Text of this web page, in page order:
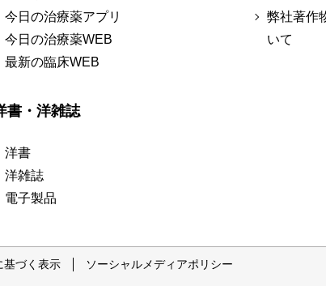
今日の治療薬アプリ
今日の治療薬WEB
最新の臨床WEB
書・洋雑誌
洋書
洋雑誌
電子製品
弊社著作
いて
基づく表示 ソーシャルメディアポリシー